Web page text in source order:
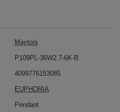
Maytoni
P109PL-36W2.7-6K-B
4099776153085
EUPHORIA
Pendant